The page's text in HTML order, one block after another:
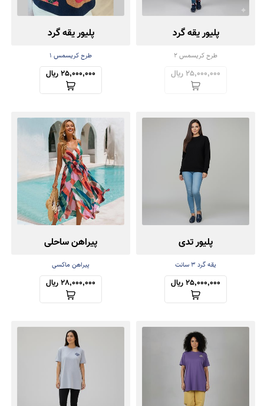
پلیور یقه گرد
طرح کریسمس 2
25,000,000 ریال
پلیور یقه گرد
طرح کریسمس ۱
25,000,000 ریال
پلیور تدی
یقه گرد ۳ سانت
25,000,000 ریال
پیراهن ساحلی
پیراهن ماکسی
28,000,000 ریال